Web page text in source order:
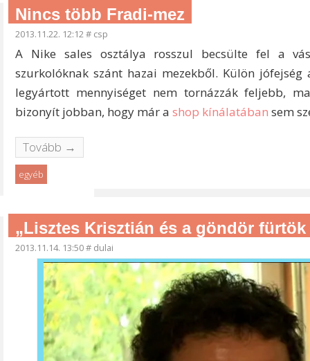
Nincs több Fradi-mez
2013.11.22. 12:12# csp
A Nike sales osztálya rosszul becsülte fel a
szurkolóknak szánt hazai mezekből. Külön
legyártott mennyiséget nem tornázzák feljebb,
bizonyít jobban, hogy már ashop kínálatában sem
Tovább →
egyéb
„Lisztes Krisztián és a göndör fürtök
2013.11.14. 13:50# dulai